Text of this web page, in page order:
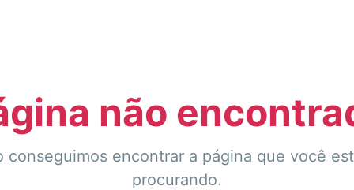
não
conseguimos encontrar a página que você
procurando.